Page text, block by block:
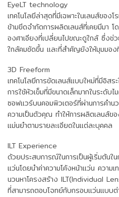
EyeLT technology
เทคโนโลยีล่าสุดที่มีเฉพาะในเลนส์ของ
ข้ามขีดจำกัดการผลิดเลนส์ที่เคยมีมา โ
องศาเอียงที่เปลี่ยนไปขณะดูใกล้ ซึ่งช่ว
ใกล้คมชัดขึ้น และที่สำคัญยังให้มุมมอง
3D Freeform
เทคโนโลยีการขัดเลนส์แบบใหม่ที่มีอิส
การใช้หัวเข็มที่มีขนาดเล็กมากในระดั
ซอฟแวร์บนคอมพิวเตอร์ที่ผ่านการคำน
ความเป็นตัวคุณ ทำให้การผลิตเลนส์ข
แม่นยำตามรายละเอียดในแต่ละบุคคล
ILT Experience
ด้วยประสบการณ์ในการเป็นผู้เริ่มต้นใ
แว่นโดยนำค่าความโค้งหน้าแว่น ความ
นวนหาโครงสร้าง ILT(Individual
ที่สามารถตอบโจทย์กับกรอบแว่นแบบ